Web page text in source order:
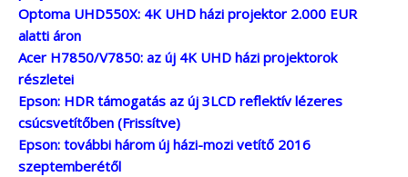
Optoma UHD550X: 4K UHD házi projektor 2.000 EUR
alatti áron
Acer H7850/V7850: az új 4K UHD házi projektorok
részletei
Epson: HDR támogatás az új 3LCD reflektív lézeres
csúcsvetítőben (Frissítve)
Epson: további három új házi-mozi vetítő 2016
szeptemberétől